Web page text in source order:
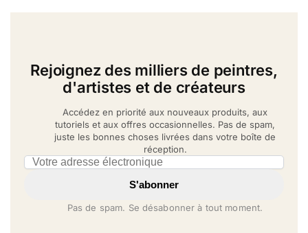
Rejoignez des milliers de peintres,
d'artistes et de créateurs
Accédez en priorité aux nouveaux produits, aux
tutoriels et aux offres occasionnelles. Pas de spam,
juste les bonnes choses livrées dans votre boîte de
réception.
Email address
S'abonner
Pas de spam. Se désabonner à tout moment.